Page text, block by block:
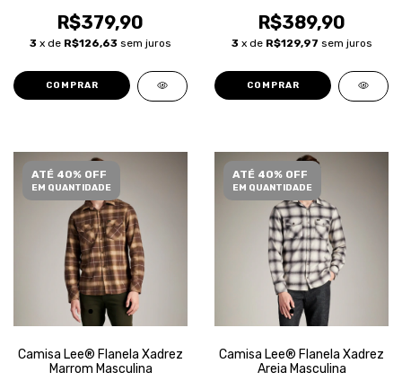
R$379,90
3 x de R$126,63 sem juros
COMPRAR
R$389,90
3 x de R$129,97 sem juros
COMPRAR
ATÉ 40% OFF
EM QUANTIDADE
Camisa Lee® Flanela Xadrez
Marrom Masculina
ATÉ 40% OFF
EM QUANTIDADE
Camisa Lee® Flanela Xadrez
Areia Masculina